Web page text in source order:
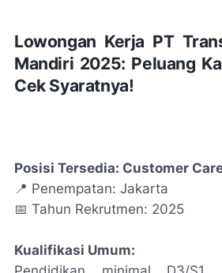
Lowongan Kerja PT
Mandiri 2025: Peluang
Cek Syaratnya!
Posisi Tersedia: Customer
📍 Penempatan: Jakarta
📅 Tahun Rekrutmen: 2025
Kualifikasi Umum: